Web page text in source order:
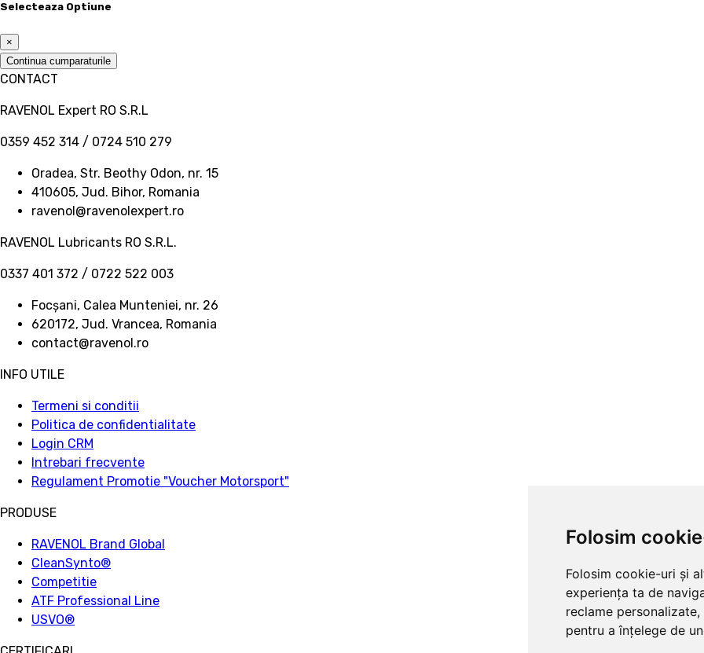
Folosim
Folosim cookie-uri și
experiența ta de
reclame
pentru a înțelege de
Selecteaza Optiune
×
Continua cumparaturile
CONTACT
RAVENOL Expert RO S.R.L
0359 452 314 / 0724 510 279
Oradea, Str. Beothy Odon, nr. 15
410605, Jud. Bihor, Romania
ravenol@ravenolexpert.ro
RAVENOL Lubricants RO S.R.L.
0337 401 372 / 0722 522 003
Focșani, Calea Munteniei, nr. 26
620172, Jud. Vrancea, Romania
contact@ravenol.ro
INFO UTILE
Termeni si conditii
Politica de confidentialitate
Login CRM
Intrebari frecvente
Regulament Promotie "Voucher Motorsport"
PRODUSE
RAVENOL Brand Global
CleanSynto®
Competitie
ATF Professional Line
USVO®